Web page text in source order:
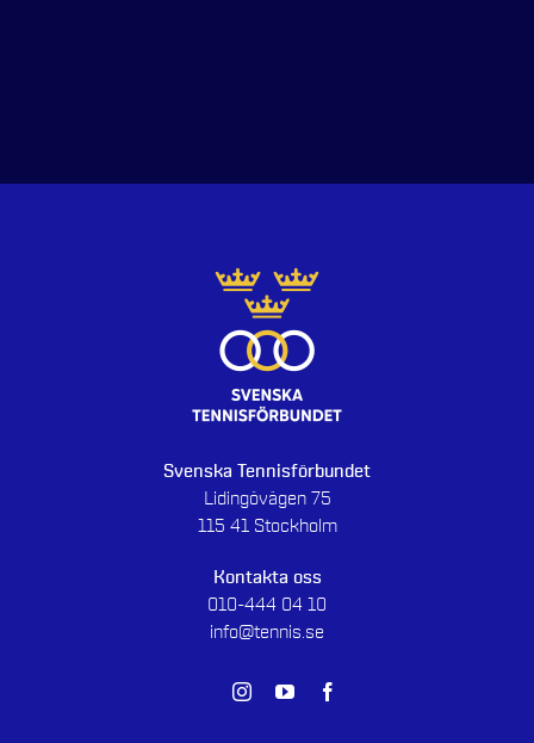
Svenska Tennisförbundet
Lidingövägen 75
115 41 Stockholm
Kontakta oss
010-444 04 10
info@tennis.se